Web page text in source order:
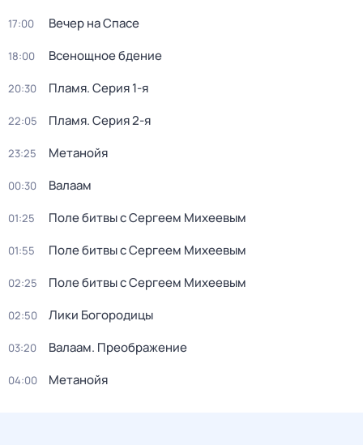
17:00 Вечер на Спасе
18:00 Всенощное бдение
20:30 Пламя. Серия 1-я
22:05 Пламя. Серия 2-я
23:25 Метанойя
00:30 Валаам
01:25 Поле битвы с Сергеем Михеевым
01:55 Поле битвы с Сергеем Михеевым
02:25 Поле битвы с Сергеем Михеевым
02:50 Лики Богородицы
03:20 Валаам. Преображение
04:00 Метанойя